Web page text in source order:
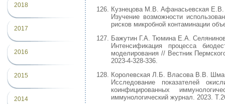
2018
2017
2016
2015
2014
Кузнецова М.В. Афанасьевская
Изучение возможности
рисков микробной контаминации
Бажутин Г.А. Тюмина Е.А.
Интенсификация процесса
моделирования // Вестник
2023-4-328-336.
Королевская Л.Б. Власова В.В.
Исследование показателей
коинфицированных
иммунологический журнал. 2023.